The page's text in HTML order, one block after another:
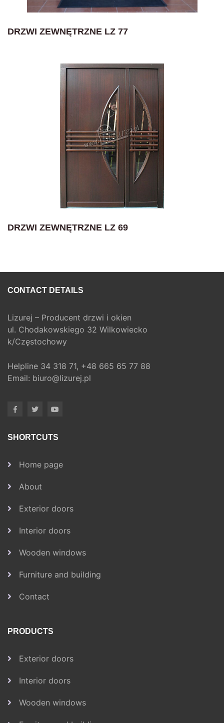
DRZWI ZEWNĘTRZNE LZ 77
DRZWI ZEWNĘTRZNE LZ 69
CONTACT DETAILS
Lizurej – Producent drzwi i okien
ul. Chodakowskiego 32 Wilkowiecko
k/Częstochowy
Helpline 34 318 71, +48 665 65 77 88
Email: biuro@lizurej.pl
SHORTCUTS
Home page
About
Exterior doors
Interior doors
Wooden windows
Furniture and building
Contact
PRODUCTS
Exterior doors
Interior doors
Wooden windows